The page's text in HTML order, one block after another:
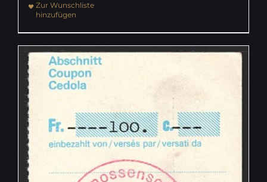
Zur Wunschliste
hinzufügen